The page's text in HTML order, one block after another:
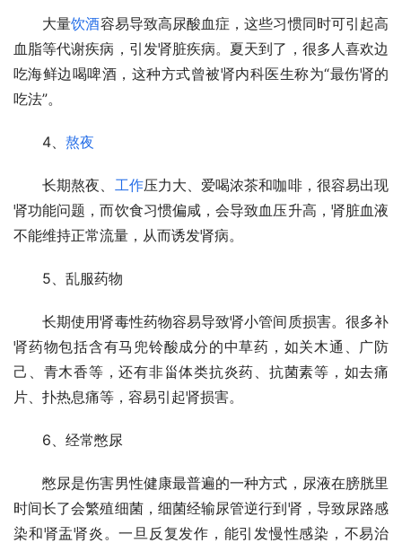
大量饮酒容易导致高尿酸血症，这些习惯同时可引起高
血脂等代谢疾病，引发肾脏疾病。夏天到了，很多人喜欢边
吃海鲜边喝啤酒，这种方式曾被肾内科医生称为“最伤肾的
吃法”。
4、 熬夜
长期熬夜、 工作压力大、爱喝浓茶和咖啡，很容易出现
肾功能问题，而饮食习惯偏咸，会导致血压升高，肾脏血液
不能维持正常流量，从而诱发肾病。
5、乱服药物
长期使用肾毒性药物容易导致肾小管间质损害。很多补
肾药物包括含有马兜铃酸成分的中草药，如关木通、广防
己、青木香等，还有非甾体类抗炎药、抗菌素等，如去痛
片、扑热息痛等，容易引起肾损害。
6、经常憋尿
憋尿是伤害男性健康最普遍的一种方式，尿液在膀胱里
时间长了会繁殖细菌，细菌经输尿管逆行到肾，导致尿路感
染和肾盂肾炎。一旦反复发作，能引发慢性感染，不易治